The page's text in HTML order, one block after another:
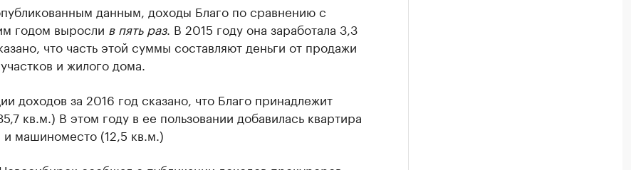
данным, доходы Благо по сравнению с
годом выросли в пять раз. В 2015 году она заработала 3,3
что часть этой суммы составляют деньги от продажи
и жилого дома.
доходов за 2016 год сказано, что Благо принадлежит
кв.м.) В этом году в ее пользовании добавилась квартира
машиноместо (12,5 кв.м.)